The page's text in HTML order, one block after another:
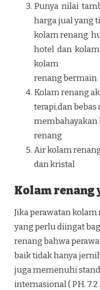
Punya nilai
harga jual yang
kolam renang
hotel dan
kolam
renang bermain
Kolam renang
terapi,dan
membahayakan
renang
Air kolam
dan kristal
Kolam renang
Jika perawatan
yang perlu diingat
renang bahwa
baik tidak hanya
juga memenuhi
internasional ( PH. 7.2